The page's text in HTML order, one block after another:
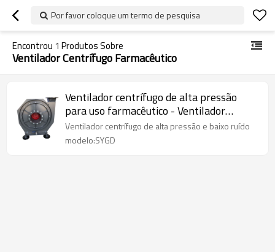
Por favor coloque um termo de pesquisa
Encontrou 1 Produtos Sobre
Ventilador Centrífugo Farmacêutico
Ventilador centrífugo de alta pressão
para uso farmacêutico - Ventilador
granulador de leito fluidizado
Ventilador centrífugo de alta pressão e baixo ruído
modelo:SYGD